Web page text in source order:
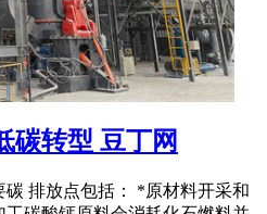
碳转型 豆丁网
排放点包括： *原材料开采和